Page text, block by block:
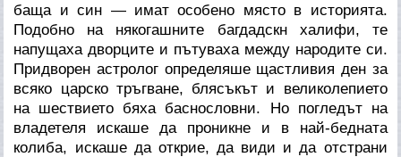
баща и син — имат особено място в историята.
Подобно на някогашните багдадскн халифи, те
напущаха дворците и пътуваха между народите си.
Придворен астролог определяше щастливия ден за
всяко царско тръгване, блясъкът и великолепието
на шествието бяха баснословни. Но погледът на
владетеля искаше да проникне и в най-бедната
колиба, искаше да открие, да види и да отстрани